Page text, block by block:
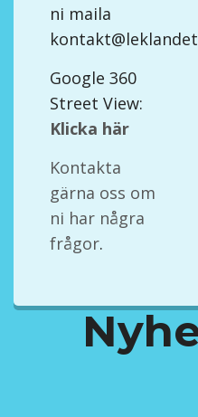
ni maila
Google 360
Street View:
Klicka här
Kontakta
gärna oss om
ni har några
frågor.